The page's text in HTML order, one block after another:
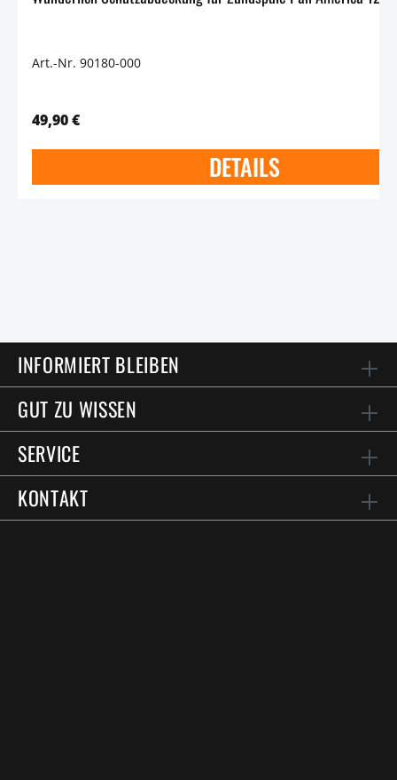
Art.-Nr. 90180-000
49,90 €
DETAILS
INFORMIERT BLEIBEN
GUT ZU WISSEN
SERVICE
KONTAKT